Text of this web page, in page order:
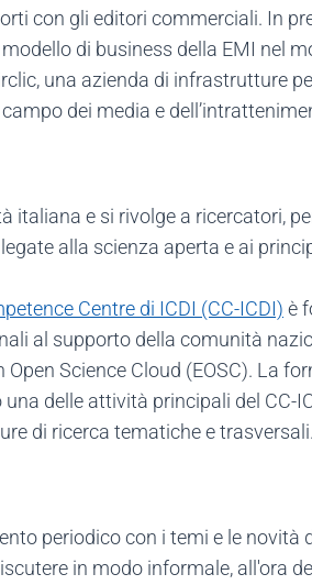
con gli editori commerciali. In
di business della EMI nel
una azienda di infrastrutture
dei media e
italiana e si rivolge a ricercatori,
alla scienza aperta e ai
Centre di ICDI (CC-ICDI) è
al supporto della comunità
Science Cloud (EOSC). La
delle attività principali del CC-
di ricerca tematiche e trasversali.
periodico con i temi e le novità
in modo informale, all'ora